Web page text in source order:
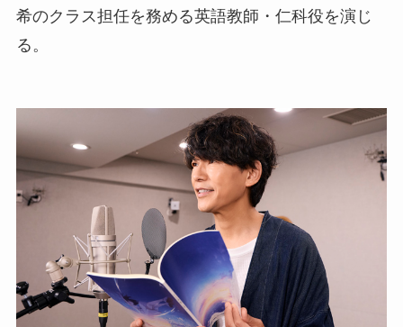
希のクラス担任を務める英語教師・仁科役を演じ
る。